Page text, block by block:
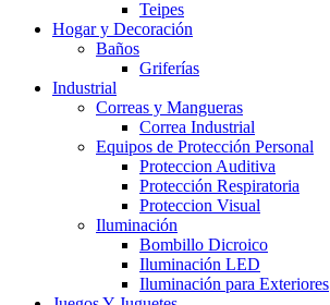
Teipes
Hogar y Decoración
Baños
Griferías
Industrial
Correas y Mangueras
Correa Industrial
Equipos de Protección Personal
Proteccion Auditiva
Protección Respiratoria
Proteccion Visual
Iluminación
Bombillo Dicroico
Iluminación LED
Iluminación para Exteriores